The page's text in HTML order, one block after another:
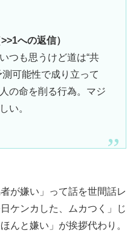
への返信）
つも思うけど道は“共
可能性で成り立って
の命を削る行為。マジ
い。
が嫌い」って話を世間話レ
ケンカした、ムカつく」じ
んと嫌い」が挨拶代わり。